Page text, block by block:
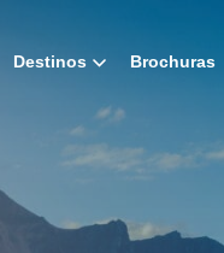
Destinos Brochuras